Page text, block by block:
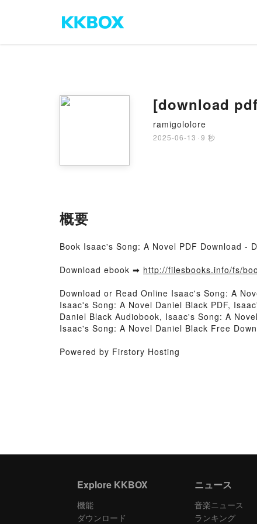
[download
ramigololore
2025-06-13 · 9 秒
概要
Book Isaac's Song: A Novel PDF Download -
Download ebook ➡ http://filesbooks.info/fs/
Download or Read Online Isaac's Song: A
Isaac's Song: A Novel Daniel Black PDF,
Daniel Black Audiobook, Isaac's Song: A
Isaac's Song: A Novel Daniel Black Free
Powered by Firstory Hosting
Explore KKBOX
機能
ダウンロード
ニュース
音楽ニュース
ランキング